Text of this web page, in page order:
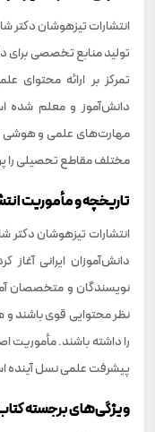
انتشارات تیزهوشان دکتر
تولید منابع تخصصی برای
تمرکز بر ارائه محتوای
دانش‌آموز و معلم شده
مهارت‌های علمی و هوشی
مختلف مقاطع تحصیلی
تاریخچه و مأموریت
انتشارات تیزهوشان دکتر
دانش‌آموزان ایرانی آغاز
نویسندگان و متخصصان
نظر محتوایی قوی باشند و
را داشته باشند. مأموریت
پیشرفت علمی نسل آینده
ویژگی‌های برجسته